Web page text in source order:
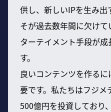
供し、新しいIPを生み出
そが過去数年間に欠け
ターテイメント手段が
す。
良いコンテンツを作る
要です。私たちはフジメ
500億円を投資しており